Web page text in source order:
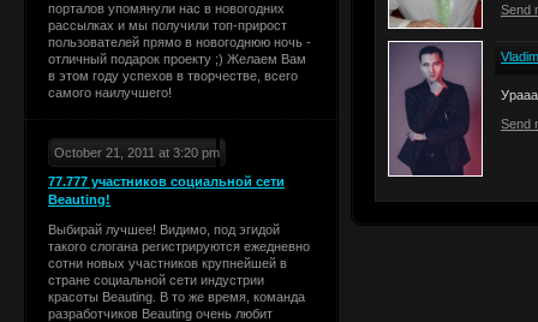
порталов упомянули нас в новогодних
рассылках и мы получили топ-прирост
пользователей прямо в новогоднюю ночь -
отличный подарок проекту ;) Желаем Вам
в этом году успехов в творчестве, всего
самого наилучшего!
October 21, 2011 at 3:20 pm
77.777 участников социальной сети
Beauting!
Выбирай лучшее! Видимо, под эгидой
такого слогана регистрируются ежедневно
сотни новых участников крупнейшей в
стране социальной сети индустрии
красоты Beauting. В то же время, команда
разработчиков Beauting очень любит
Send
Send